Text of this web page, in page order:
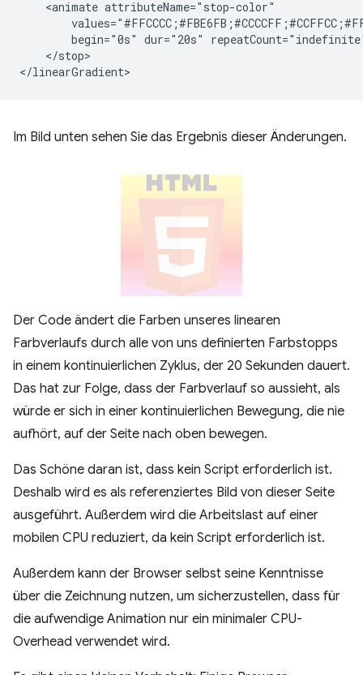
    <animate attributeName="stop-color"
begin="0s" dur="20s"
    </stop>
Im Bild unten sehen Sie das Ergebnis dieser Änderungen.
Der Code ändert die Farben unseres linearen
Farbverlaufs durch alle von uns definierten Farbstopps
in einem kontinuierlichen Zyklus, der 20 Sekunden dauert.
Das hat zur Folge, dass der Farbverlauf so aussieht, als
würde er sich in einer kontinuierlichen Bewegung, die nie
aufhört, auf der Seite nach oben bewegen.
Das Schöne daran ist, dass kein Script erforderlich ist.
Deshalb wird es als referenziertes Bild von dieser Seite
ausgeführt. Außerdem wird die Arbeitslast auf einer
mobilen CPU reduziert, da kein Script erforderlich ist.
Außerdem kann der Browser selbst seine Kenntnisse
über die Zeichnung nutzen, um sicherzustellen, dass für
die aufwendige Animation nur ein minimaler CPU-
Overhead verwendet wird.